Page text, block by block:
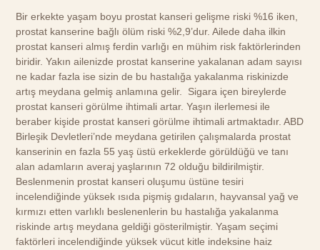
Bir erkekte yaşam boyu prostat kanseri gelişme riski %16 iken,
prostat kanserine bağlı ölüm riski %2,9’dur. Ailede daha ilkin
prostat kanseri almış ferdin varlığı en mühim risk faktörlerinden
biridir. Yakın ailenizde prostat kanserine yakalanan adam sayısı
ne kadar fazla ise sizin de bu hastalığa yakalanma riskinizde
artış meydana gelmiş anlamına gelir. Sigara içen bireylerde
prostat kanseri görülme ihtimali artar. Yaşın ilerlemesi ile
beraber kişide prostat kanseri görülme ihtimali artmaktadır. ABD
Birleşik Devletleri’nde meydana getirilen çalışmalarda prostat
kanserinin en fazla 55 yaş üstü erkeklerde görüldüğü ve tanı
alan adamların averaj yaşlarının 72 olduğu bildirilmiştir.
Beslenmenin prostat kanseri oluşumu üstüne tesiri
incelendiğinde yüksek ısıda pişmiş gıdaların, hayvansal yağ ve
kırmızı etten varlıklı beslenenlerin bu hastalığa yakalanma
riskinde artış meydana geldiği gösterilmiştir. Yaşam seçimi
faktörleri incelendiğinde yüksek vücut kitle indeksine haiz